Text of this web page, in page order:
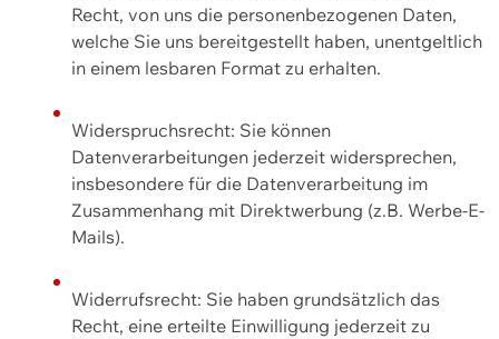
Recht, von uns die personenbezogenen Daten,
welche Sie uns bereitgestellt haben, unentgeltlich
in einem lesbaren Format zu erhalten.
Widerspruchsrecht: Sie können
Datenverarbeitungen jederzeit widersprechen,
insbesondere für die Datenverarbeitung im
Zusammenhang mit Direktwerbung (z.B. Werbe-E-
Mails).
Widerrufsrecht: Sie haben grundsätzlich das
Recht, eine erteilte Einwilligung jederzeit zu